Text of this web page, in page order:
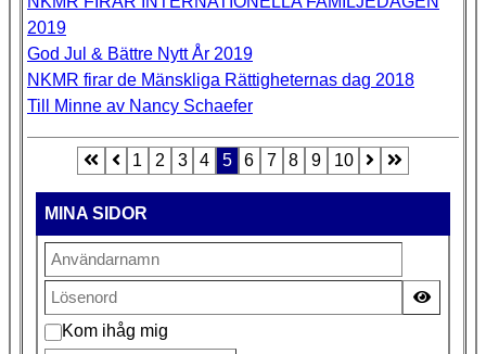
2019
God Jul & Bättre Nytt År 2019
NKMR firar de Mänskliga Rättigheternas dag 2018
Till Minne av Nancy Schaefer
Sida 5 av 12 1 2 3 4 5 6 7 8 9 10
MINA SIDOR
Kom ihåg mig